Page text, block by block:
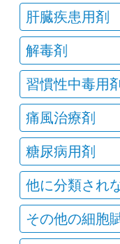
肝臓疾患用剤
解毒剤
習慣性中毒用剤
痛風治療剤
糖尿病用剤
他に分類され
その他の細胞